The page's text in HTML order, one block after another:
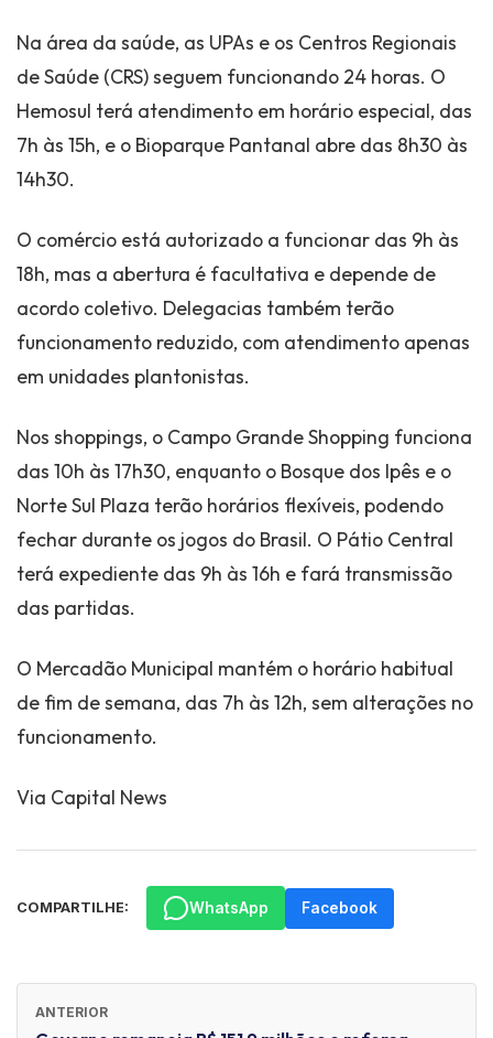
Na área da saúde, as UPAs e os Centros Regionais
de Saúde (CRS) seguem funcionando 24 horas. O
Hemosul terá atendimento em horário especial, das
7h às 15h, e o Bioparque Pantanal abre das 8h30 às
14h30.
O comércio está autorizado a funcionar das 9h às
18h, mas a abertura é facultativa e depende de
acordo coletivo. Delegacias também terão
funcionamento reduzido, com atendimento apenas
em unidades plantonistas.
Nos shoppings, o Campo Grande Shopping funciona
das 10h às 17h30, enquanto o Bosque dos Ipês e o
Norte Sul Plaza terão horários flexíveis, podendo
fechar durante os jogos do Brasil. O Pátio Central
terá expediente das 9h às 16h e fará transmissão
das partidas.
O Mercadão Municipal mantém o horário habitual
de fim de semana, das 7h às 12h, sem alterações no
funcionamento.
Via Capital News
COMPARTILHE: WhatsApp Facebook
ANTERIOR